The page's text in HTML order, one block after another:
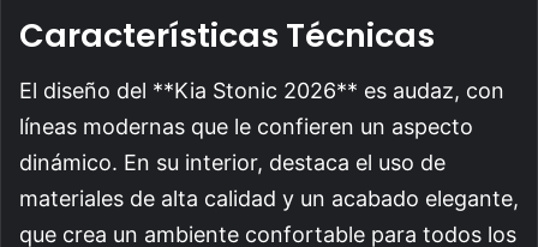
Características Técnicas
El diseño del **Kia Stonic 2026** es audaz, con
líneas modernas que le confieren un aspecto
dinámico. En su interior, destaca el uso de
materiales de alta calidad y un acabado elegante,
que crea un ambiente confortable para todos los